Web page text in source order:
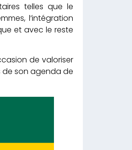
telles que le
l’intégration
et avec le reste
de valoriser
de son agenda de